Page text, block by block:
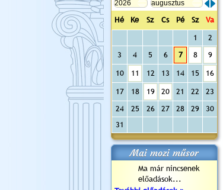
Hé Ke Sz Cs Pé Sz
Va
1
2
3
4 5 6 7 8 9
10 11 12 13 14 15 16
17 18 19 20 21 22
23
24
25 26 27 28 29
30
31
Mai mozi műsor
Ma már nincsenek
előadások...